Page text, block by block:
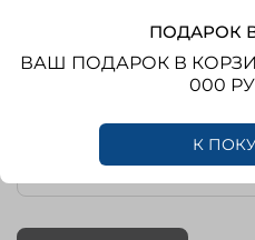
Получайте
первыми!
предложения
ПОДАРОК
ВАШ ПОДАРОК В
000
К